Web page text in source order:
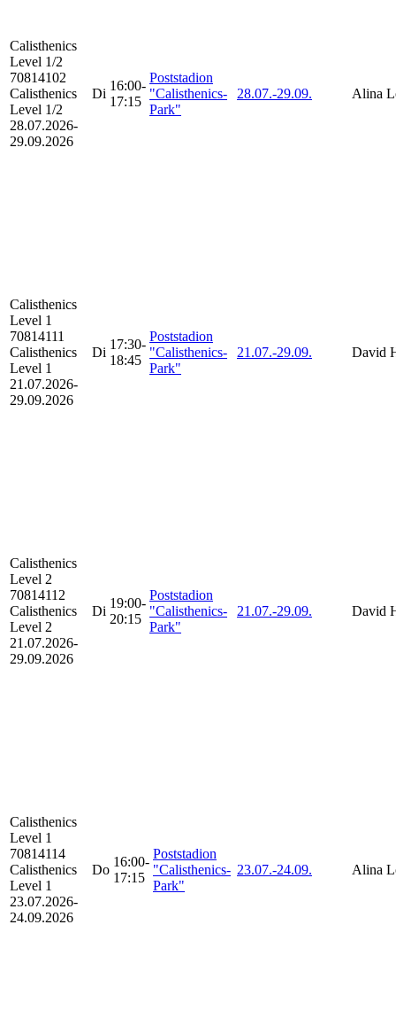
Calisthenics
Level 1/2
70814102
Calisthenics
Level 1/2
28.07.2026-
29.09.2026
Di
16:00-
17:15
Poststadion
"Calisthenics-
Park"
28.07.-29.09. Alina
Calisthenics
Level 1
70814111
Calisthenics
Level 1
21.07.2026-
29.09.2026
Di
17:30-
18:45
Poststadion
"Calisthenics-
Park"
21.07.-29.09. David
Calisthenics
Level 2
70814112
Calisthenics
Level 2
21.07.2026-
29.09.2026
Di
19:00-
20:15
Poststadion
"Calisthenics-
Park"
21.07.-29.09. David
Calisthenics
Level 1
70814114
Calisthenics
Level 1
23.07.2026-
24.09.2026
Do
16:00-
17:15
Poststadion
"Calisthenics-
Park"
23.07.-24.09. Alina